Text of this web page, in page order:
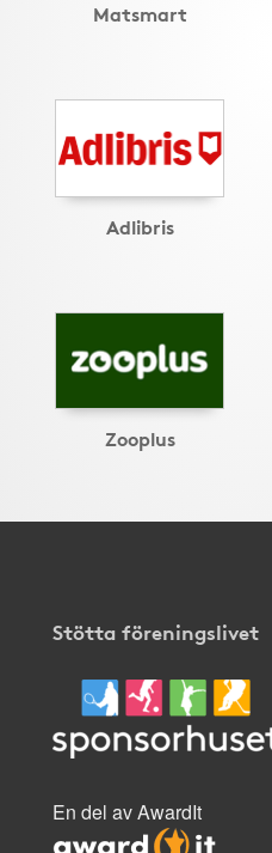
Matsmart
Adlibris
Zooplus
Stötta föreningslivet
En del av AwardIt